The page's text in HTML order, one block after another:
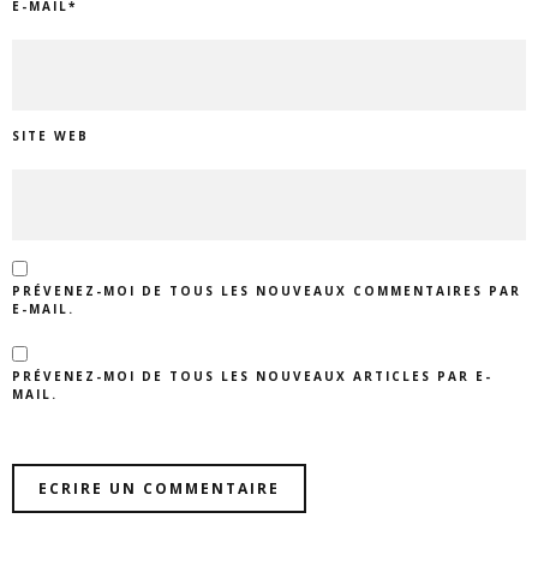
E-MAIL*
SITE WEB
PRÉVENEZ-MOI DE TOUS LES NOUVEAUX COMMENTAIRES PAR
E-MAIL.
PRÉVENEZ-MOI DE TOUS LES NOUVEAUX ARTICLES PAR E-
MAIL.